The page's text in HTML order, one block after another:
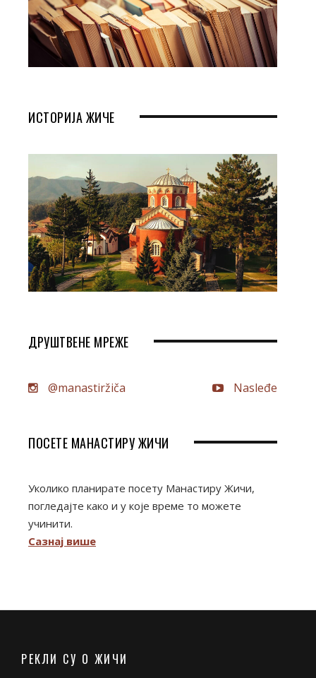
ИСТОРИЈА ЖИЧЕ
ДРУШТВЕНЕ МРЕЖЕ
@manastiržiča Nasleđe
ПОСЕТЕ МАНАСТИРУ ЖИЧИ
Уколико планирате посету Манастиру Жичи,
погледајте како и у које време то можете
учинити.
Сазнај више
РЕКЛИ СУ О ЖИЧИ